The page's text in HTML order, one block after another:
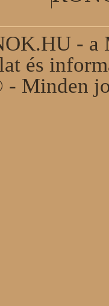
- a
és
- Minden